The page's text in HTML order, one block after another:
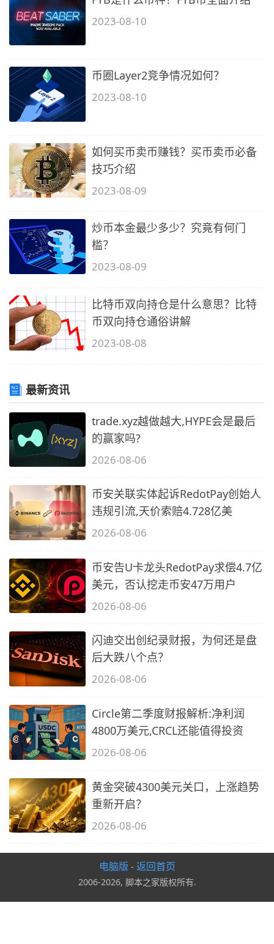
2023-08-10
币圈Layer2竞争情况如何？
2023-08-10
如何买币卖币赚钱？买币卖币必备
技巧介绍
2023-08-09
炒币本金最少多少？究竟有何门
槛？
2023-08-09
比特币双向持仓是什么意思？比特
币双向持仓通俗讲解
2023-08-08
最新资讯
trade.xyz越做越大,HYPE会是最后
的赢家吗?
2026-08-06
币安关联实体起诉RedotPay创始人
违规引流,天价索赔4.728亿美
2026-08-06
币安告U卡龙头RedotPay求偿4.7亿
美元，否认挖走币安47万用户
2026-08-06
闪迪交出创纪录财报，为何还是盘
后大跌八个点？
2026-08-06
Circle第二季度财报解析:净利润
4800万美元,CRCL还能值得投资
2026-08-06
黄金突破4300美元关口，上涨趋势
重新开启？
2026-08-06
电脑版 - 返回首页
2006-2026, 脚本之家版权所有.